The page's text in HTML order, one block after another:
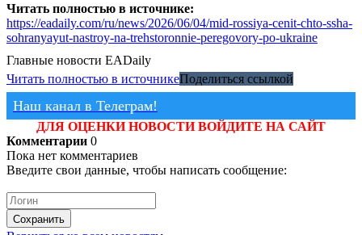
Читать полностью в источнике:
https://eadaily.com/ru/news/2026/06/04/mid-rossiya-cenit-chto-ssha-
sohranyayut-nastroy-na-trehstoronnie-peregovory-po-ukraine
Главные новости EADaily
Читать полностью в источникеПоделиться ссылкой
Наш канал в Телеграм!
ДЛЯ ОЦЕНКИ НОВОСТИ ВОЙДИТЕ НА САЙТ
Комментарии 0
Пока нет комментариев
Введите свои данные, чтобы написать сообщение:
Сохранить